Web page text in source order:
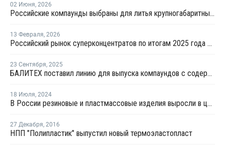
02 Июня, 2026
Российские компаунды выбраны для литья крупногабаритных автокомпонентов BELGEE
13 Февраля, 2026
Российский рынок суперконцентратов по итогам 2025 года сократился на 6%
23 Сентября, 2025
БАЛИТЕХ поставил линию для выпуска компаундов с содержанием стекловолокна до 35%
18 Июля, 2024
В России резиновые и пластмассовые изделия выросли в цене на 8,3%
27 Декабря, 2016
НПП "Полипластик" выпустил новый термоэластопласт